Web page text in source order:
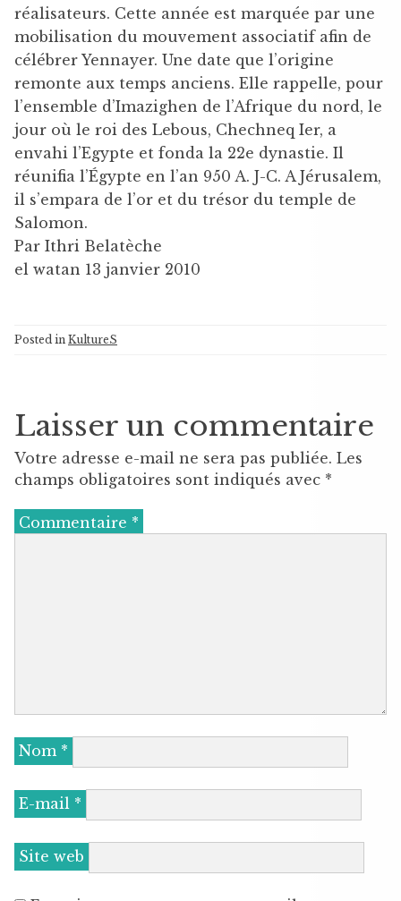
réalisateurs. Cette année est marquée par une
mobilisation du mouvement associatif afin de
célébrer Yennayer. Une date que l’origine
remonte aux temps anciens. Elle rappelle, pour
l’ensemble d’Imazighen de l’Afrique du nord, le
jour où le roi des Lebous, Chechneq Ier, a
envahi l’Egypte et fonda la 22e dynastie. Il
réunifia l’Égypte en l’an 950 A. J-C. A Jérusalem,
il s’empara de l’or et du trésor du temple de
Salomon.
Par Ithri Belatèche
el watan 13 janvier 2010
Posted in KultureS
Laisser un commentaire
Votre adresse e-mail ne sera pas publiée. Les
champs obligatoires sont indiqués avec *
Commentaire *
Nom *
E-mail *
Site web